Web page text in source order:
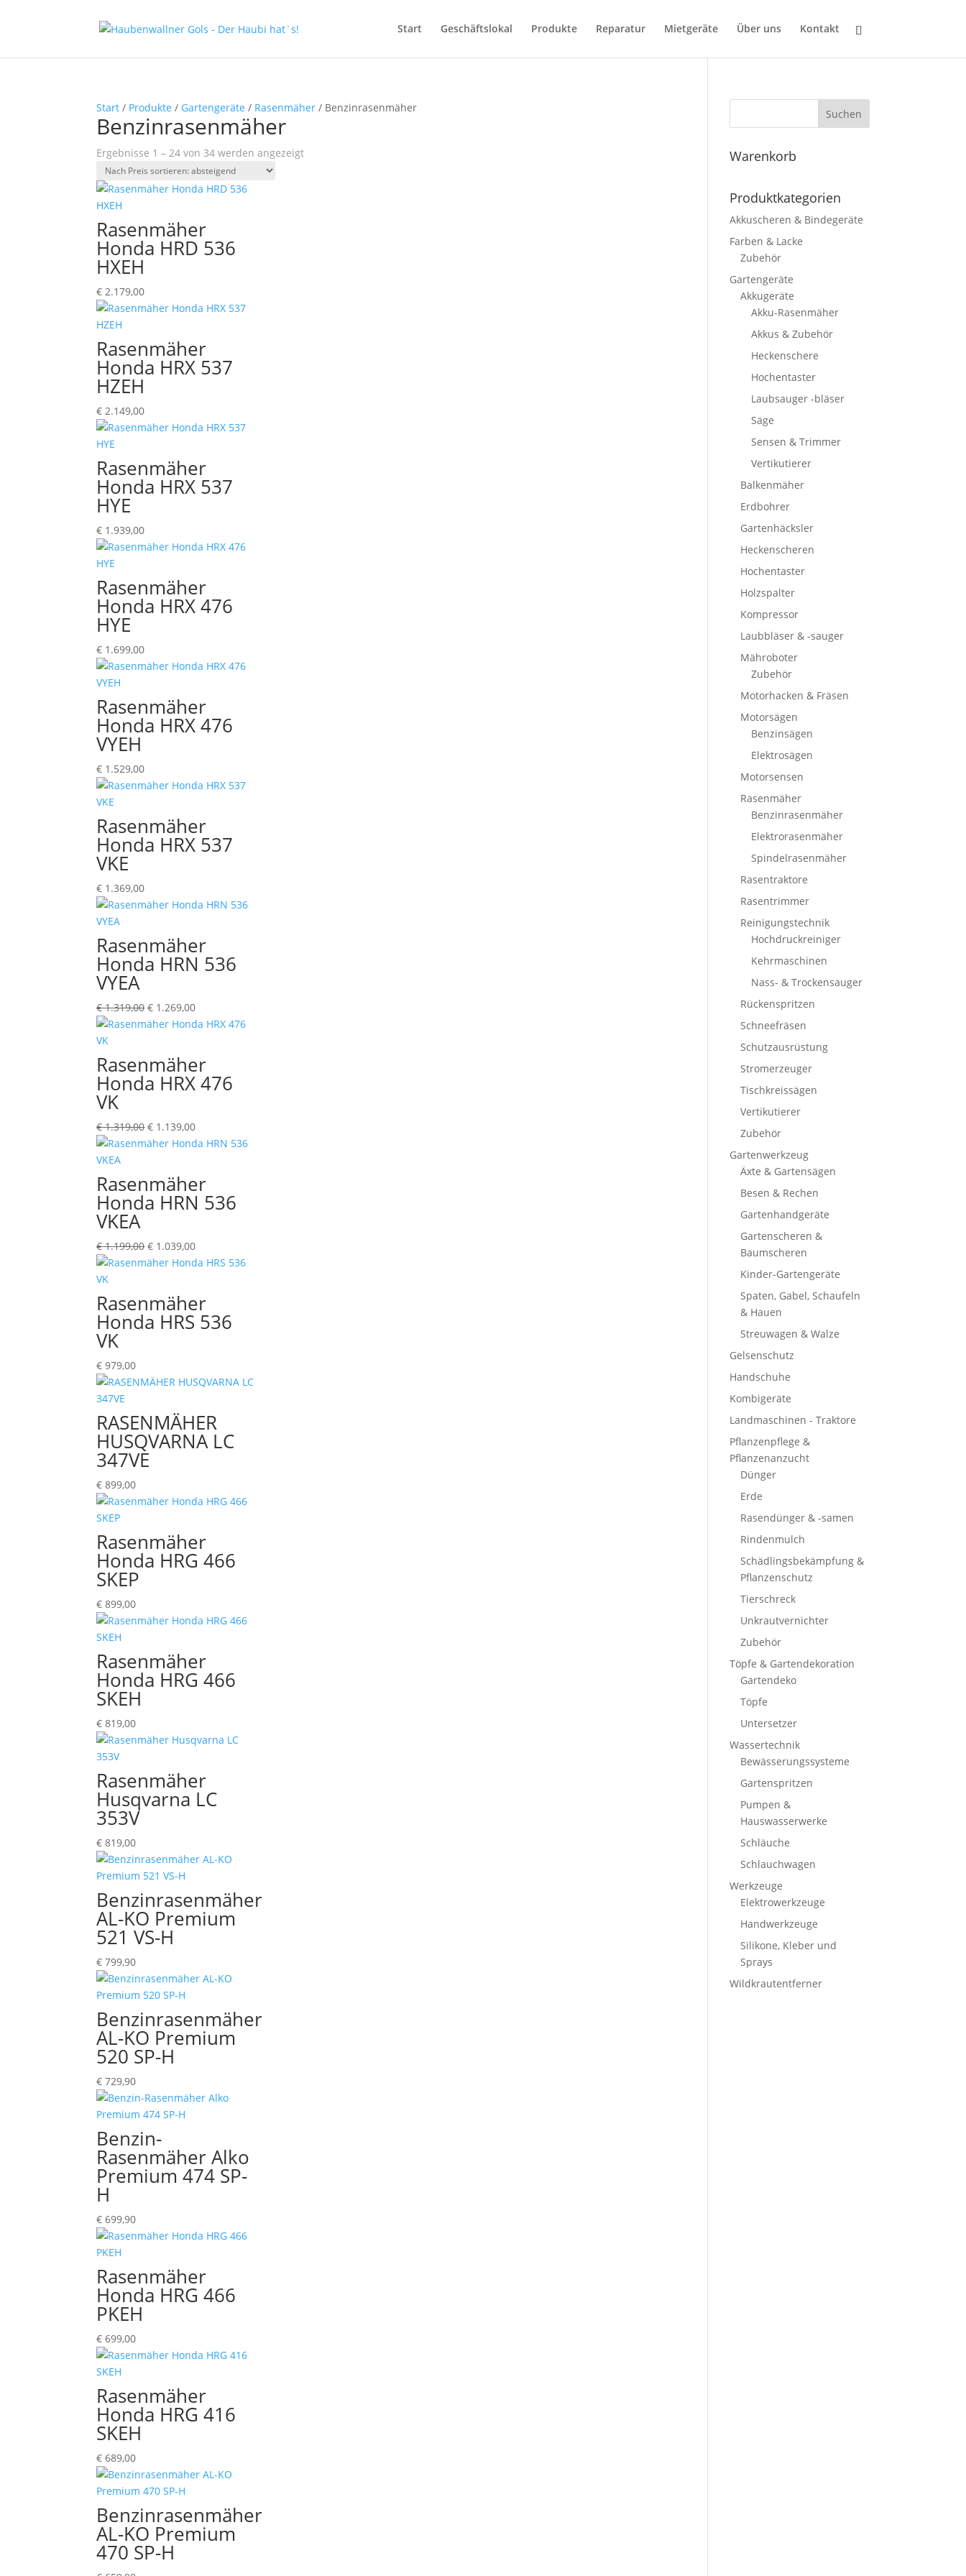
Start Geschäftslokal Produkte Reparatur Mietgeräte Über uns Kontakt
Start / Produkte / Gartengeräte / Rasenmäher / Benzinrasenmäher
Benzinrasenmäher
Ergebnisse 1 – 24 von 34 werden angezeigtNach
Rasenmäher
Honda HRD 536
HXEH
€ 2.179,00
Rasenmäher
Honda HRX 537
HZEH
€ 2.149,00
Rasenmäher
Honda HRX 537
HYE
€ 1.939,00
Rasenmäher
Honda HRX 476
HYE
€ 1.699,00
Rasenmäher
Honda HRX 476
VYEH
€ 1.529,00
Rasenmäher
Honda HRX 537
VKE
€ 1.369,00
Rasenmäher
Honda HRN 536
VYEA
€1.319,00Ursprünglicher
Preis
€ 1.319,00
€ 1.269,00Aktueller
Preis
Rasenmäher
Honda HRX 476
VK
€1.319,00Ursprünglicher
Preis
€ 1.319,00
€ 1.139,00Aktueller
Preis
Rasenmäher
Honda HRN 536
VKEA
€1.199,00Ursprünglicher
Preis
€ 1.199,00
€ 1.039,00Aktueller
Preis
Rasenmäher
Honda HRS 536
VK
€ 979,00
RASENMÄHER
HUSQVARNA LC
347VE
€ 899,00
Rasenmäher
Honda HRG 466
SKEP
€ 899,00
Rasenmäher
Honda HRG 466
SKEH
€ 819,00
Rasenmäher
Husqvarna LC
353V
€ 819,00
Benzinrasenmäher
AL-KO Premium
521 VS-H
€ 799,90
Benzinrasenmäher
AL-KO Premium
520 SP-H
€ 729,90
Benzin-
Rasenmäher Alko
Premium 474 SP-
H
€ 699,90
Rasenmäher
Honda HRG 466
PKEH
€ 699,00
Rasenmäher
Honda HRG 416
SKEH
€ 689,00
Benzinrasenmäher
AL-KO Premium
470 SP-H
Suchen
Warenkorb
Produktkategorien
Akkuscheren & Bindegeräte
Farben & Lacke
Zubehör
Gartengeräte
Akkugeräte
Akku-Rasenmäher
Akkus & Zubehör
Heckenschere
Hochentaster
Laubsauger -bläser
Säge
Sensen & Trimmer
Vertikutierer
Balkenmäher
Erdbohrer
Gartenhäcksler
Heckenscheren
Hochentaster
Holzspalter
Kompressor
Laubbläser & -sauger
Mähroboter
Zubehör
Motorhacken & Fräsen
Motorsägen
Benzinsägen
Elektrosägen
Motorsensen
Rasenmäher
Benzinrasenmäher
Elektrorasenmäher
Spindelrasenmäher
Rasentraktore
Rasentrimmer
Reinigungstechnik
Hochdruckreiniger
Kehrmaschinen
Nass- & Trockensauger
Rückenspritzen
Schneefräsen
Schutzausrüstung
Stromerzeuger
Tischkreissägen
Vertikutierer
Zubehör
Gartenwerkzeug
Äxte & Gartensägen
Besen & Rechen
Gartenhandgeräte
Gartenscheren &
Baumscheren
Kinder-Gartengeräte
Spaten, Gabel, Schaufeln
& Hauen
Streuwagen & Walze
Gelsenschutz
Handschuhe
Kombigeräte
Landmaschinen - Traktore
Pflanzenpflege &
Pflanzenanzucht
Dünger
Erde
Rasendünger & -samen
Rindenmulch
Schädlingsbekämpfung &
Pflanzenschutz
Tierschreck
Unkrautvernichter
Zubehör
Töpfe & Gartendekoration
Gartendeko
Töpfe
Untersetzer
Wassertechnik
Bewässerungssysteme
Gartenspritzen
Pumpen &
Hauswasserwerke
Schläuche
Schlauchwagen
Werkzeuge
Elektrowerkzeuge
Handwerkzeuge
Silikone, Kleber und
Sprays
Wildkrautentferner